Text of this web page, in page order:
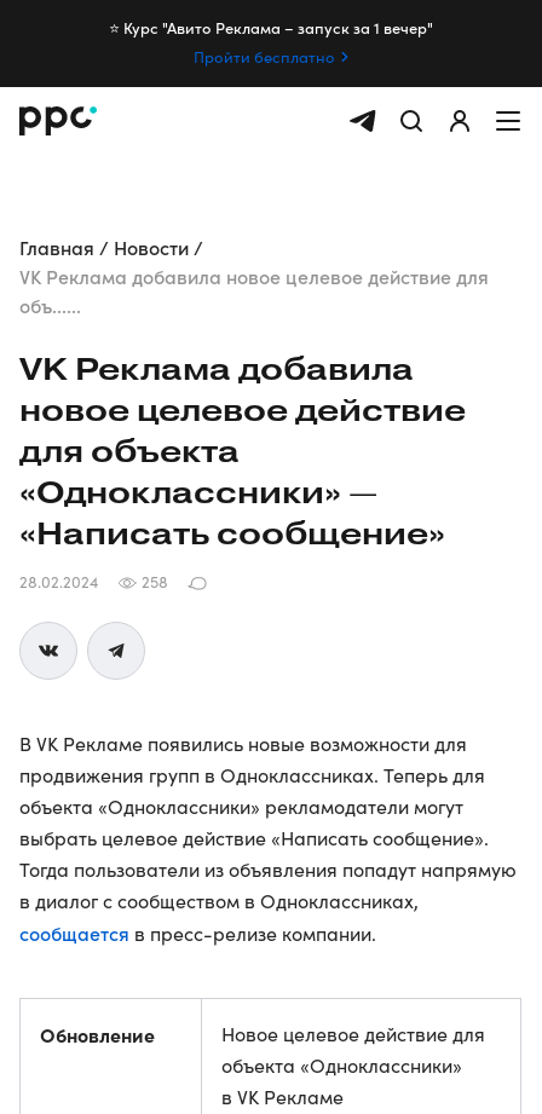
⭐️ Курс "Авито Реклама – запуск за 1 вечер"
Пройти бесплатно
Главная
Новости
VK Реклама добавила новое целевое действие для
объ......
VK Реклама добавила
новое целевое действие
для объекта
«Одноклассники» —
«Написать сообщение»
28.02.2024 258
В VK Рекламе появились новые возможности для
продвижения групп в Одноклассниках. Теперь для
объекта «Одноклассники» рекламодатели могут
выбрать целевое действие «Написать сообщение».
Тогда пользователи из объявления попадут напрямую
в диалог с сообществом в Одноклассниках,
сообщается в пресс-релизе компании.
Обновление
Новое целевое действие для
объекта «Одноклассники»
в VK Рекламе